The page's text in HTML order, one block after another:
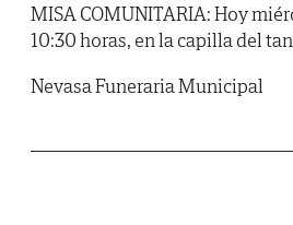
MISA COMUNITARIA: Hoy
10:30 horas, en la capilla del
Nevasa Funeraria Municipal